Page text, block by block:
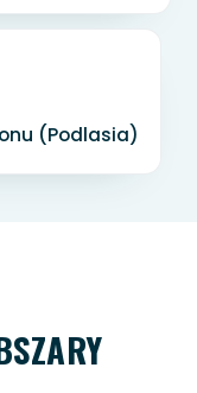
(Podlasia)